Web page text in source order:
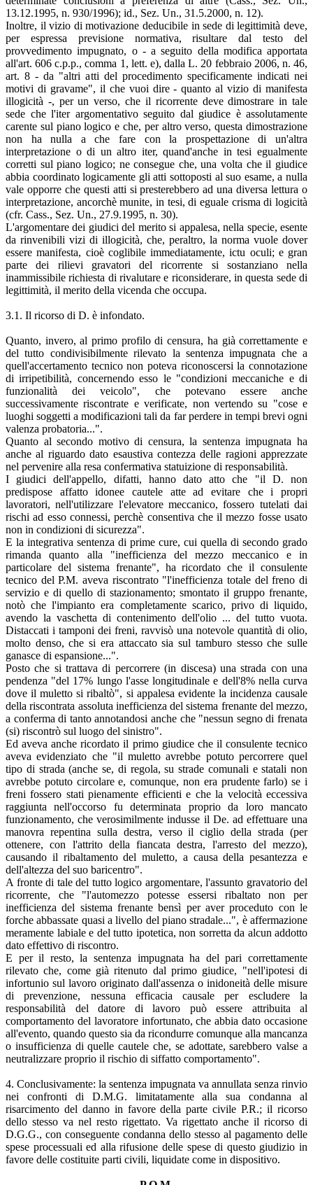
13.12.1995, n. 930/1996); id., Sez. Un., 31.5.2000, n. 12).
Inoltre, il vizio di motivazione deducibile in sede di legittimità deve,
per espressa previsione normativa, risultare dal testo del
provvedimento impugnato, o - a seguito della modifica apportata
all'art. 606 c.p.p., comma 1, lett. e), dalla L. 20 febbraio 2006, n. 46,
art. 8 - da "altri atti del procedimento specificamente indicati nei
motivi di gravame", il che vuoi dire - quanto al vizio di manifesta
illogicità -, per un verso, che il ricorrente deve dimostrare in tale
sede che l'iter argomentativo seguito dal giudice è assolutamente
carente sul piano logico e che, per altro verso, questa dimostrazione
non ha nulla a che fare con la prospettazione di un'altra
interpretazione o di un altro iter, quand'anche in tesi egualmente
corretti sul piano logico; ne consegue che, una volta che il giudice
abbia coordinato logicamente gli atti sottoposti al suo esame, a nulla
vale opporre che questi atti si presterebbero ad una diversa lettura o
interpretazione, ancorchè munite, in tesi, di eguale crisma di logicità
(cfr. Cass., Sez. Un., 27.9.1995, n. 30).
L'argomentare dei giudici del merito si appalesa, nella specie, esente
da rinvenibili vizi di illogicità, che, peraltro, la norma vuole dover
essere manifesta, cioè coglibile immediatamente, ictu oculi; e gran
parte dei rilievi gravatori del ricorrente si sostanziano nella
inammissibile richiesta di rivalutare e riconsiderare, in questa sede di
legittimità, il merito della vicenda che occupa.
3.1. Il ricorso di D. è infondato.
Quanto, invero, al primo profilo di censura, ha già correttamente e
del tutto condivisibilmente rilevato la sentenza impugnata che a
quell'accertamento tecnico non poteva riconoscersi la connotazione
di irripetibilità, concernendo esso le "condizioni meccaniche e di
funzionalità dei veicolo", che potevano essere anche
successivamente riscontrate e verificate, non vertendo su "cose e
luoghi soggetti a modificazioni tali da far perdere in tempi brevi ogni
valenza probatoria...".
Quanto al secondo motivo di censura, la sentenza impugnata ha
anche al riguardo dato esaustiva contezza delle ragioni apprezzate
nel pervenire alla resa confermativa statuizione di responsabilità.
I giudici dell'appello, difatti, hanno dato atto che "il D. non
predispose affatto idonee cautele atte ad evitare che i propri
lavoratori, nell'utilizzare l'elevatore meccanico, fossero tutelati dai
rischi ad esso connessi, perchè consentiva che il mezzo fosse usato
non in condizioni di sicurezza".
E la integrativa sentenza di prime cure, cui quella di secondo grado
rimanda quanto alla "inefficienza del mezzo meccanico e in
particolare del sistema frenante", ha ricordato che il consulente
tecnico del P.M. aveva riscontrato "l'inefficienza totale del freno di
servizio e di quello di stazionamento; smontato il gruppo frenante,
notò che l'impianto era completamente scarico, privo di liquido,
avendo la vaschetta di contenimento dell'olio ... del tutto vuota.
Distaccati i tamponi dei freni, ravvisò una notevole quantità di olio,
molto denso, che si era attaccato sia sul tamburo stesso che sulle
ganasce di espansione...".
Posto che si trattava di percorrere (in discesa) una strada con una
pendenza "del 17% lungo l'asse longitudinale e dell'8% nella curva
dove il muletto si ribaltò", si appalesa evidente la incidenza causale
della riscontrata assoluta inefficienza del sistema frenante del mezzo,
a conferma di tanto annotandosi anche che "nessun segno di frenata
(si) riscontrò sul luogo del sinistro".
Ed aveva anche ricordato il primo giudice che il consulente tecnico
aveva evidenziato che "il muletto avrebbe potuto percorrere quel
tipo di strada (anche se, di regola, su strade comunali e statali non
avrebbe potuto circolare e, comunque, non era prudente farlo) se i
freni fossero stati pienamente efficienti e che la velocità eccessiva
raggiunta nell'occorso fu determinata proprio da loro mancato
funzionamento, che verosimilmente indusse il De. ad effettuare una
manovra repentina sulla destra, verso il ciglio della strada (per
ottenere, con l'attrito della fiancata destra, l'arresto del mezzo),
causando il ribaltamento del muletto, a causa della pesantezza e
dell'altezza del suo baricentro".
A fronte di tale del tutto logico argomentare, l'assunto gravatorio del
ricorrente, che "l'automezzo potesse essersi ribaltato non per
inefficienza del sistema frenante bensì per aver proceduto con le
forche abbassate quasi a livello del piano stradale...", è affermazione
meramente labiale e del tutto ipotetica, non sorretta da alcun addotto
dato effettivo di riscontro.
E per il resto, la sentenza impugnata ha del pari correttamente
rilevato che, come già ritenuto dal primo giudice, "nell'ipotesi di
infortunio sul lavoro originato dall'assenza o inidoneità delle misure
di prevenzione, nessuna efficacia causale per escludere la
responsabilità del datore di lavoro può essere attribuita al
comportamento del lavoratore infortunato, che abbia dato occasione
all'evento, quando questo sia da ricondurre comunque alla mancanza
o insufficienza di quelle cautele che, se adottate, sarebbero valse a
neutralizzare proprio il rischio di siffatto comportamento".
4. Conclusivamente: la sentenza impugnata va annullata senza rinvio
nei confronti di D.M.G. limitatamente alla sua condanna al
risarcimento del danno in favore della parte civile P.R.; il ricorso
dello stesso va nel resto rigettato. Va rigettato anche il ricorso di
D.G.G., con conseguente condanna dello stesso al pagamento delle
spese processuali ed alla rifusione delle spese di questo giudizio in
favore delle costituite parti civili, liquidate come in dispositivo.